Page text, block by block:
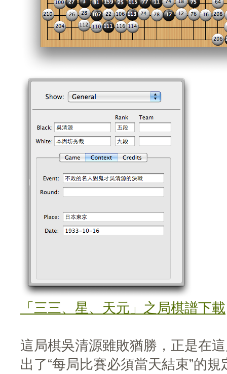
「三三、星、天元」之局棋譜下載
這局棋吳清源雖敗猶勝，正是在
出了“每局比賽必須當天結束”的